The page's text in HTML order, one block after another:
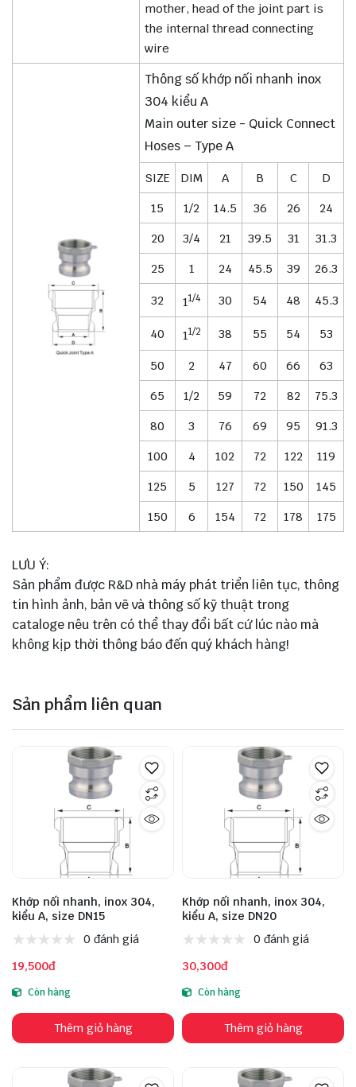
mother, head of the joint part is
the internal thread connecting
wire
Thông số khớp nối nhanh inox
304 kiểu A
Main outer size - Quick Connect
Hoses – Type A
SIZE DIM A B C
D
15
1/2 14.5 36 26
24
20
3/4 21 39.5 31
31.3
25
1 24 45.5 39 26.3
32 11/4 30 54 48 45.3
40 11/2 38 55 54 53
50 2 47 60 66
63
65
1/2 59 72 82
75.3
80
3 76 69 95
91.3
100
4 102 72 122
119
125
5 127 72 150
145
150
6 154 72 178 175
LƯU Ý:
Sản phẩm được R&D nhà máy phát triển liên tục, thông
tin hình ảnh, bản vẽ và thông số kỹ thuật trong
cataloge nêu trên có thể thay đổi bất cứ lúc nào mà
không kịp thời thông báo đến quý khách hàng!
Sản phẩm liên quan
Khớp nối nhanh, inox 304,
kiểu A, size DN15
0 đánh giá
19,500đ
Còn hàng
Thêm giỏ hàng
Khớp nối nhanh, inox 304,
kiểu A, size DN20
0 đánh giá
30,300đ
Còn hàng
Thêm giỏ hàng